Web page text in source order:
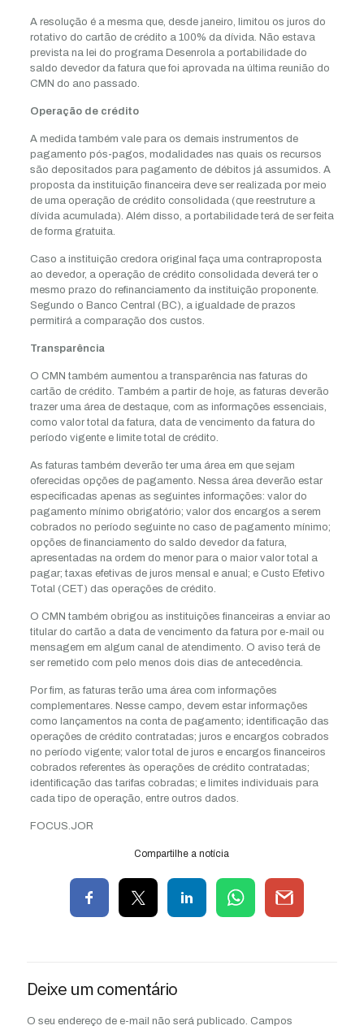
A resolução é a mesma que, desde janeiro, limitou os juros do
rotativo do cartão de crédito a 100% da dívida. Não estava
prevista na lei do programa Desenrola a portabilidade do
saldo devedor da fatura que foi aprovada na última reunião do
CMN do ano passado.
Operação de crédito
A medida também vale para os demais instrumentos de
pagamento pós-pagos, modalidades nas quais os recursos
são depositados para pagamento de débitos já assumidos. A
proposta da instituição financeira deve ser realizada por meio
de uma operação de crédito consolidada (que reestruture a
dívida acumulada). Além disso, a portabilidade terá de ser feita
de forma gratuita.
Caso a instituição credora original faça uma contraproposta
ao devedor, a operação de crédito consolidada deverá ter o
mesmo prazo do refinanciamento da instituição proponente.
Segundo o Banco Central (BC), a igualdade de prazos
permitirá a comparação dos custos.
Transparência
O CMN também aumentou a transparência nas faturas do
cartão de crédito. Também a partir de hoje, as faturas deverão
trazer uma área de destaque, com as informações essenciais,
como valor total da fatura, data de vencimento da fatura do
período vigente e limite total de crédito.
As faturas também deverão ter uma área em que sejam
oferecidas opções de pagamento. Nessa área deverão estar
especificadas apenas as seguintes informações: valor do
pagamento mínimo obrigatório; valor dos encargos a serem
cobrados no período seguinte no caso de pagamento mínimo;
opções de financiamento do saldo devedor da fatura,
apresentadas na ordem do menor para o maior valor total a
pagar; taxas efetivas de juros mensal e anual; e Custo Efetivo
Total (CET) das operações de crédito.
O CMN também obrigou as instituições financeiras a enviar ao
titular do cartão a data de vencimento da fatura por e-mail ou
mensagem em algum canal de atendimento. O aviso terá de
ser remetido com pelo menos dois dias de antecedência.
Por fim, as faturas terão uma área com informações
complementares. Nesse campo, devem estar informações
como lançamentos na conta de pagamento; identificação das
operações de crédito contratadas; juros e encargos cobrados
no período vigente; valor total de juros e encargos financeiros
cobrados referentes às operações de crédito contratadas;
identificação das tarifas cobradas; e limites individuais para
cada tipo de operação, entre outros dados.
FOCUS.JOR
Compartilhe a notícia
Deixe um comentário
O seu endereço de e-mail não será publicado. Campos